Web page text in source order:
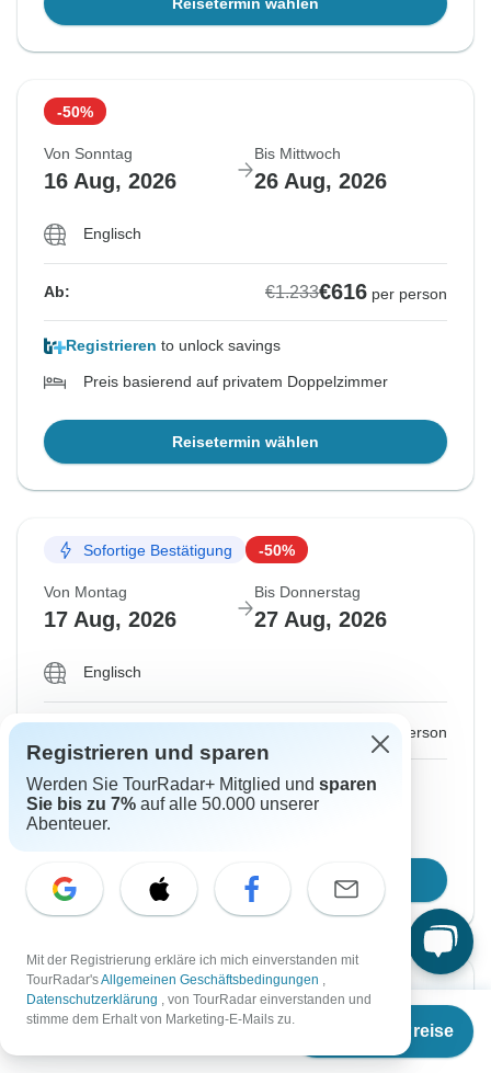
Ab€1.233
Termine & Preise
Reisetermin wählen
-50%
Von Sonntag
16 Aug, 2026
Bis Mittwoch
26 Aug, 2026
Englisch
Ab: €1.233€616 per person
Registrieren to unlock savings
Preis basierend auf privatem Doppelzimmer
Reisetermin wählen
Sofortige Bestätigung -50%
Von Montag
17 Aug, 2026
Bis Donnerstag
27 Aug, 2026
Englisch
per person
Registrierento unlock savings
Preis basierend auf privatem Doppelzimmer
Reisetermin wählen
Sofortige Bestätigung -50%
18 Aug, 2026 28 Aug, 2026
Registrieren und sparen
Werden Sie TourRadar+ Mitglied und sparen
Sie bis zu 7% auf alle 50.000 unserer
Abenteuer.
Mit der Registrierung erkläre ich mich einverstanden mit
TourRadar'sAllgemeinen Geschäftsbedingungen ,
Datenschutzerklärung , von TourRadar einverstanden und
stimme dem Erhalt von Marketing-E-Mails zu.